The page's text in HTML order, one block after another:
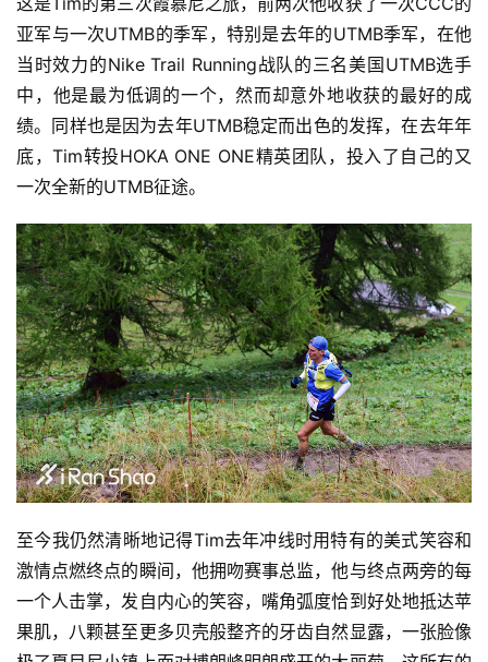
装
备
训
练
频
用
户
精
选
运
动
集
亚军与一次UTMB的季军，特别是去年的UTMB季军，在他
当时效力的Nike Trail Running战队的三名美国UTMB选手
中，他是最为低调的一个，然而却意外地收获的最好的成
绩。同样也是因为去年UTMB稳定而出色的发挥，在去年年
底，Tim转投HOKA ONE ONE精英团队，投入了自己的又
一次全新的UTMB征途。
至今我仍然清晰地记得Tim去年冲线时用特有的美式笑容和
激情点燃终点的瞬间，他拥吻赛事总监，他与终点两旁的每
一个人击掌，发自内心的笑容，嘴角弧度恰到好处地抵达苹
果肌，八颗甚至更多贝壳般整齐的牙齿自然显露，一张脸像